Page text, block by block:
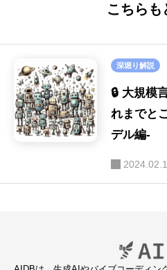
こちらも
深堀り解説
🔒 大規模
れまでと
デル編-